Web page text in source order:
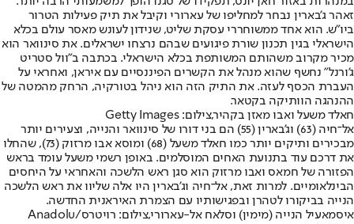
זאהר ג'בארין נבחר למחליפו של עארורי וקיבל את תיק פעילות הטרור
ביו"ש. הוא אחד ממשוחררי עסקת שליט, שנידון לעונש מאסר עולם בכלא
הישראלי בגין תכנון שורת פיגועים שבהם נרצחו ישראלים. את סינוואר הוא
מכיר מקרוב משהותם המשותפת בכלא הישראלי. בכתבה ב"וול סטריט
ג'ורנל" נחשף שהוא מנהל את הקשרים הפיננסיים עם איראן, ואחראי על
העברת הכסף לעזה. את התיק הזה הוא ניהל בטורקיה, הרחק מהמטה של
ההנהגה הוותיקה בקטאר.
חאלד משעל ואבו מאזן בקהיר,צילום: Getty Images
אל־חיה (63) וג'בארין (55) הם בני דורו של סינוואר והנייה, וצעירים יותר
מבכירים ותיקים יותר כמו חאלד משעל (68) ומוסא אבו מרזוק (73), שהחלו
את דרכם עוד בתנועת האחים המוסלמים. באופן רשמי משעל עומד בראש
הפזורה של חמאס ואבו מרזוק הוא סגן ראש הלשכה והאחראי על היחסים
הבינלאומיים. למרות זאת, אל־חיה וג'בארין היו אלה שליוו את ראש הלשכה
הנייה בביקורו לטהרן ובפגישותיו עם הצמרת האיראנית החדשה.
איסמאעיל הנייה (מימין) וסלאח אל-עארורי,צילום: רויטרס/Anadolu